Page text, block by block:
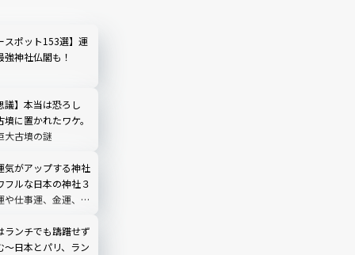
スポット153選】運
神社仏閣も！
議】本当は恐ろし
に置かれたワケ。
大古墳の謎
気がアップする神社
フルな日本の神社３
や仕事運、金運、恋
ランチでも躊躇せず
〜日本とパリ、ラン